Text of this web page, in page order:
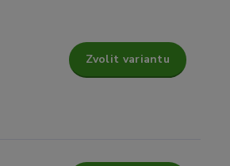
Zvolit variantu